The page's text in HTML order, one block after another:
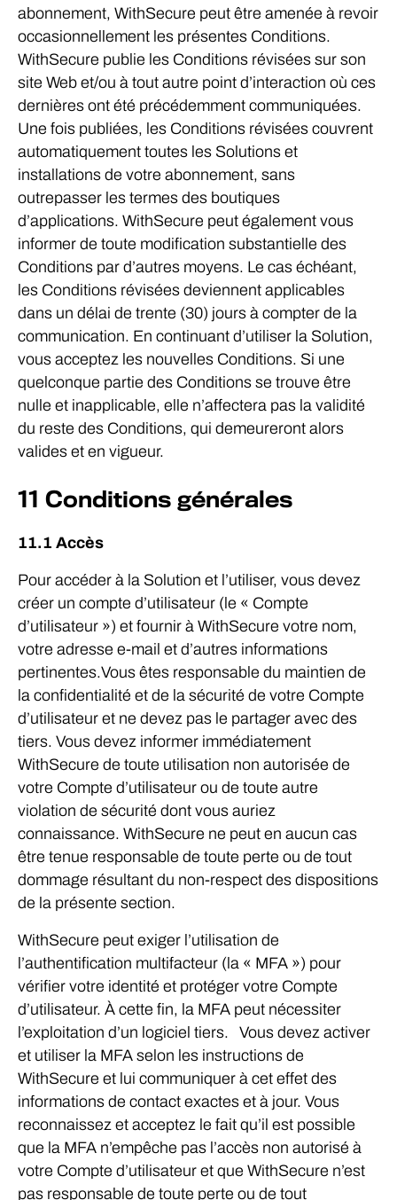
abonnement, WithSecure peut être amenée à revoir
occasionnellement les présentes Conditions.
WithSecure publie les Conditions révisées sur son
site Web et/ou à tout autre point d’interaction où ces
dernières ont été précédemment communiquées.
Une fois publiées, les Conditions révisées couvrent
automatiquement toutes les Solutions et
installations de votre abonnement, sans
outrepasser les termes des boutiques
d’applications. WithSecure peut également vous
informer de toute modification substantielle des
Conditions par d’autres moyens. Le cas échéant,
les Conditions révisées deviennent applicables
dans un délai de trente (30) jours à compter de la
communication. En continuant d’utiliser la Solution,
vous acceptez les nouvelles Conditions. Si une
quelconque partie des Conditions se trouve être
nulle et inapplicable, elle n’affectera pas la validité
du reste des Conditions, qui demeureront alors
valides et en vigueur.
11 Conditions générales
11.1 Accès
Pour accéder à la Solution et l’utiliser, vous devez
créer un compte d’utilisateur (le « Compte
d’utilisateur ») et fournir à WithSecure votre nom,
votre adresse e-mail et d’autres informations
pertinentes.Vous êtes responsable du maintien de
la confidentialité et de la sécurité de votre Compte
d’utilisateur et ne devez pas le partager avec des
tiers. Vous devez informer immédiatement
WithSecure de toute utilisation non autorisée de
votre Compte d’utilisateur ou de toute autre
violation de sécurité dont vous auriez
connaissance. WithSecure ne peut en aucun cas
être tenue responsable de toute perte ou de tout
dommage résultant du non-respect des dispositions
de la présente section.
WithSecure peut exiger l’utilisation de
l’authentification multifacteur (la « MFA ») pour
vérifier votre identité et protéger votre Compte
d’utilisateur. À cette fin, la MFA peut nécessiter
l’exploitation d’un logiciel tiers. Vous devez activer
et utiliser la MFA selon les instructions de
WithSecure et lui communiquer à cet effet des
informations de contact exactes et à jour. Vous
reconnaissez et acceptez le fait qu’il est possible
que la MFA n’empêche pas l’accès non autorisé à
votre Compte d’utilisateur et que WithSecure n’est
pas responsable de toute perte ou de tout